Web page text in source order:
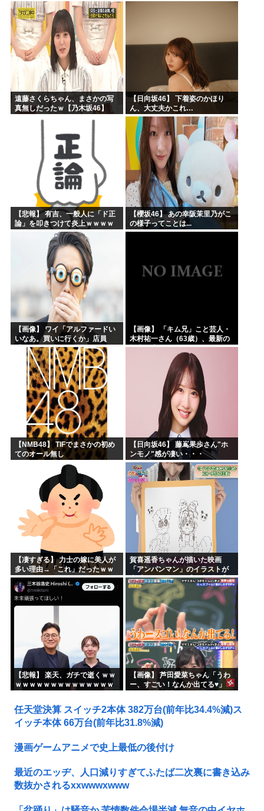
ッズの準備しとけよ」寝起きの
私「知るかボケ」兄嫁「キィィ
ィィー！！！！」私「あ…」
遠藤さくらちゃん、まさかの写
真無しだったｗ【乃木坂46】
【日向坂46】 下着姿のかほり
ん、大丈夫かこれ…
【悲報】 有吉、一般人に「ド正
論」を叩きつけて炎上ｗｗｗｗ
【櫻坂46】 あの幸阪茉里乃がこ
の様子ってことは...
【画像】 ワイ「アルファードい
いなあ。買いに行くか」店員
「ほいっ見積もりな！」ワイ
「金額おかしくね？」←お前ら
もそう思うよな？？？？？
【画像】 「キム兄」こと芸人・
木村祐一さん（63歳）、最新の
松本人志さんとのツーショット
が完全に別人だとネット騒然！
「マジで誰かわからん」...
【NMB48】 TIFでまさかの初め
てのオール無し
【日向坂46】 藤嶌果歩さん"ホ
ンモノ"感が凄い・・・
【凄すぎる】 力士の嫁に美人が
多い理由→「これ」だったｗｗ
ｗｗｗｗｗ
賀喜遥香ちゃんが描いた映画
「アンパンマン」のイラストが
上手すぎる！！！【乃木坂46】
【悲報】 楽天、ガチで逝くｗｗ
ｗｗｗｗｗｗｗｗｗｗｗｗｗｗ
【画像】 芦田愛菜ちゃん「うわ
ー、すごい！なんか出てる♥」
任天堂決算 スイッチ2本体 382万台(前年比34.4%減)ス
イッチ本体 66万台(前年比31.8%減)
漫画ゲームアニメで史上最低の後付け
最近のエッヂ、人口減りすぎてふたば二次裏に書き込み
数抜かされるxxwwwxwww